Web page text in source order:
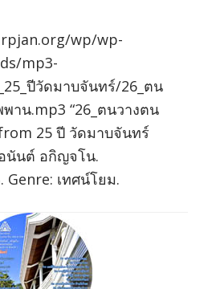
wp/wp-
mp3-
ปีวัดมาบจันทร์/26_ตน
าน.mp3 “26_ตนวางตน
25 ปี วัดมาบจันทร์
นันต์ อกิญจโน.
Genre: เทศน์โยม.